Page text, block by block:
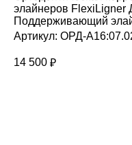
элайнеров FlexiLigner
Поддерживающий
Артикул: ОРД-
14 500 ₽